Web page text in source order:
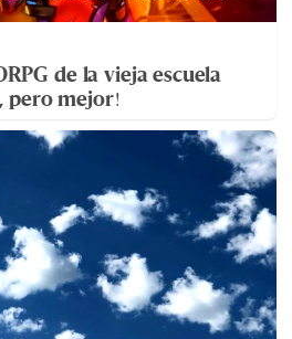
de la vieja escuela
pero mejor!